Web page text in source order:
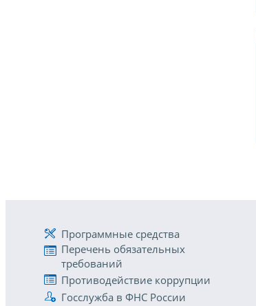
Программные средства
Перечень обязательных
требований
Противодействие коррупции
Госслужба в ФНС России